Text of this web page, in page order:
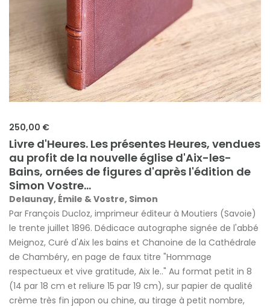
250,00 €
Livre d'Heures. Les présentes Heures, vendues
au profit de la nouvelle église d'Aix-les-
Bains, ornées de figures d'après l'édition de
Simon Vostre...
Delaunay, Émile & Vostre, Simon
Par François Ducloz, imprimeur éditeur à Moutiers (Savoie)
le trente juillet 1896. Dédicace autographe signée de l'abbé
Meignoz, Curé d'Aix les bains et Chanoine de la Cathédrale
de Chambéry, en page de faux titre "Hommage
respectueux et vive gratitude, Aix le.." Au format petit in 8
(14 par 18 cm et reliure 15 par 19 cm), sur papier de qualité
crème très fin japon ou chine, au tirage à petit nombre,